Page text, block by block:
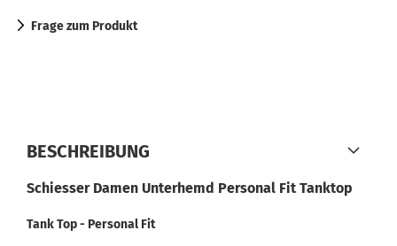
Frage zum Produkt
BESCHREIBUNG
Schiesser Damen Unterhemd Personal Fit Tanktop
Tank Top - Personal Fit